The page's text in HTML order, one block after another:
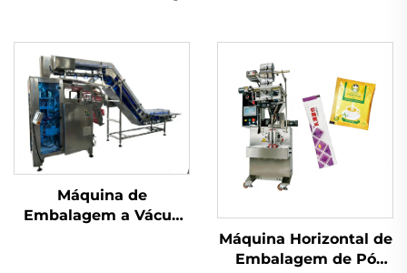
Máquina de
Embalagem a Vácuo
Máquina Horizontal de
Embalagem de Pó